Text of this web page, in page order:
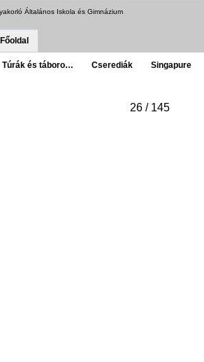
Általános Iskola és Gimnázium
Főoldal
Túrák és táboro… Cserediák Singapure
26 / 145